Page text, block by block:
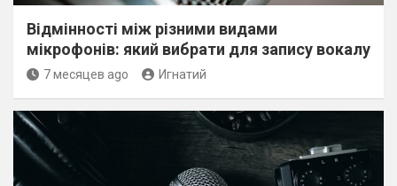
Відмінності між різними видами
мікрофонів: який вибрати для запису вокалу
7 месяцев ago Игнатий